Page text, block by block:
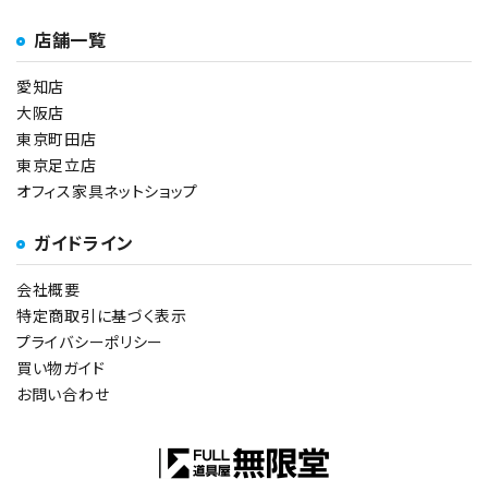
店舗一覧
愛知店
大阪店
東京町田店
東京足立店
オフィス家具ネットショップ
ガイドライン
会社概要
特定商取引に基づく表示
プライバシーポリシー
買い物ガイド
お問い合わせ